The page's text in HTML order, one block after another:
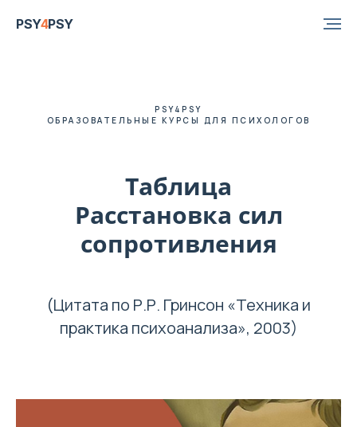
PSY4PSY
PSY4PSY
ОБРАЗОВАТЕЛЬНЫЕ КУРСЫ ДЛЯ ПСИХОЛОГОВ
Таблица
Расстановка сил
сопротивления
(Цитата по Р.Р. Гринсон «Техника и
практика психоанализа», 2003)